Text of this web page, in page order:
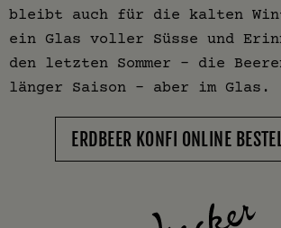
bleibt auch für die kalten
ein Glas voller Süsse und
den letzten Sommer – die
länger Saison – aber im Glas.
ERDBEER KONFI ONLINE